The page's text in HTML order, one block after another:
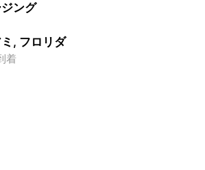
ング
, フロリダ
着